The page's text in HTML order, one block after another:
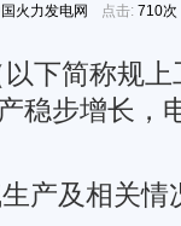
火力发电网 点击: 710次
下简称规
稳步增长，
产及相关情